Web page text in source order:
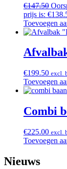
€147.50
prijs is:
Toevoegen
€199.50 excl.
Toevoegen
Combi
€225.00 excl.
Toevoegen
Nieuws